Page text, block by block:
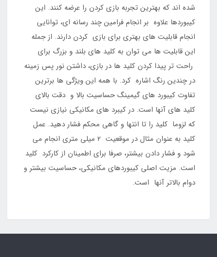
شده اند که بهترین تجربه بازی کردن را عرضه کنند. این
کیبوردها علاوه بر انجام فرامین چند رسانه ای، توانایی
انجام قابلیت های بهتری برای بازی کردن دارند. از جمله
این قابلیت ها می توان به کلید های بلند و بزرگ برای
راحت تر پیدا کردن کلید ها در بازی، داشتن نور پس زمینه
در چندین رنگ اشاره کرد. با همه این ویژگی ها برترین
تفاوت کیبورد های گیمینگ حساسیت بالا و دقت بالای
کلید های آنها است. در کیبرد های مکانیکی نیازی نیست
که لزوما کلید را تا انتها و گاهی محکم فشار دهید. عمل
کلید به عنوان مثال در موقعیت 2 میلی متری انجام می
شود و فشار دادن بیشتر، صرفا برای اطمینان از کارکرد کلید
است. مزیت اصلی کیبوردهای مکانیکی، حساسیت بیشتر و
دوام بالاتر آنها است.